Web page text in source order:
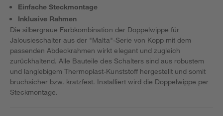
Einfache Steckmontage
Inklusive Rahmen
Die silbergraue Farbkombination der Doppelwippe für
Jalousieschalter aus der "Malta"-Serie von Kopp mit dem
passenden Abdeckrahmen wirkt elegant und zugleich
zurückhaltend. Alle Bauteile des Schalters sind aus robustem
und langlebigem Thermoplast-Kunststoff hergestellt und somit
bruchsicher bzw. kratzfest. Installiert wird die Doppelwippe per
Steckmontage.